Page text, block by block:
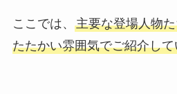
ここでは、 主要な登場人物
たたかい雰囲気でご紹介し